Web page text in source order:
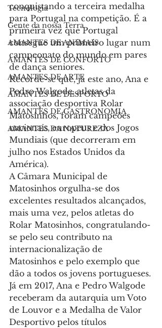
Tecnologia
Gente da nossa Terra
AMANTES DE ANIMAIS
AMANTES DE CONFORTO
AMANTES DE ARTE
AMANTES DE DESPORTO
AMANTES DE GASTRONOMIA
AMANTES DA NATUREZA
conquistando a terceira medalha
para Portugal na competição. É a
primeira vez que Portugal
consegue um primeiro lugar num
campeonato do mundo em pares
de dança seniores.
Recorde-se que, já este ano, Ana e
Pedro Walgode, atletas da
associação desportiva Rolar
Matosinhos, foram campeões
nacionais, europeus e dos Jogos
Mundiais (que decorreram em
julho nos Estados Unidos da
América).
A Câmara Municipal de
Matosinhos orgulha-se dos
excelentes resultados alcançados,
mais uma vez, pelos atletas do
Rolar Matosinhos, congratulando-
se pelo seu contributo na
internacionalização de
Matosinhos e pelo exemplo que
dão a todos os jovens portugueses.
Já em 2017, Ana e Pedro Walgode
receberam da autarquia um Voto
de Louvor e a Medalha de Valor
Desportivo pelos títulos